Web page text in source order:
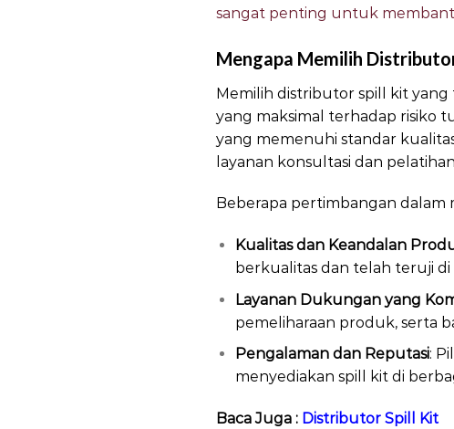
sangat penting untuk
Mengapa Memilih
Memilih distributor spill kit
yang maksimal terhadap risiko
yang memenuhi standar
layanan konsultasi dan
Beberapa pertimbangan
Kualitas dan Keandalan
berkualitas dan telah teruji di
Layanan Dukungan yang
pemeliharaan produk, serta
Pengalaman dan Reputasi:
menyediakan spill kit di
Baca Juga : Distributor Spill Kit